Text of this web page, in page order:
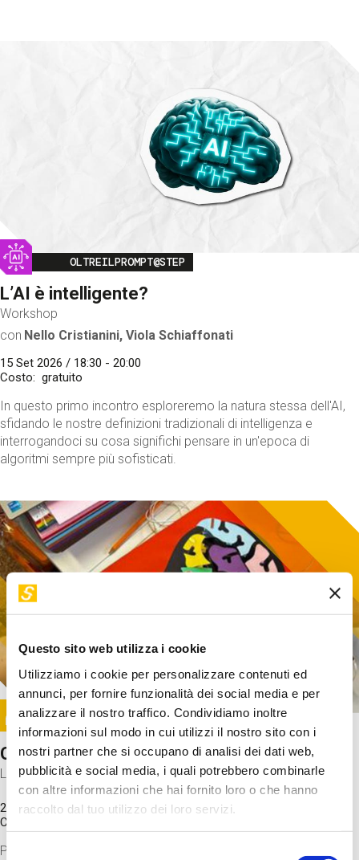
Questo sito web utilizza i cookie
Utilizziamo i cookie per personalizzare contenuti ed
annunci, per fornire funzionalità dei social media e per
analizzare il nostro traffico. Condividiamo inoltre
informazioni sul modo in cui utilizzi il nostro sito con i
nostri partner che si occupano di analisi dei dati web,
pubblicità e social media, i quali potrebbero combinarle
con altre informazioni che hai fornito loro o che hanno
raccolto dal tuo utilizzo dei loro servizi.
Selezione
Image
OLTREILPROMPT@STEP
L’AI è intelligente?
Workshop
con Nello Cristianini, Viola Schiaffonati
15 Set 2026 / 18:30 - 20:00
Costo
gratuito
In questo primo incontro esploreremo la natura stessa dell'AI,
sfidando le nostre definizioni tradizionali di intelligenza e
interrogandoci su cosa significhi pensare in un'epoca di
algoritmi sempre più sofisticati.
Image
SUNDAY@STEP
Come funziona il cervello?
Laboratorio
20 Set 2026 / 11:15 - 13:00
Costo
Proveremo a costruire un cervello in cartoncino cercando di